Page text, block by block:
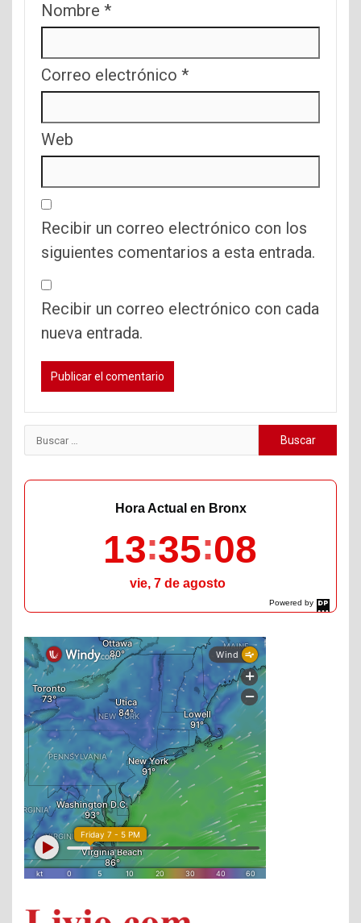
Nombre *
Correo electrónico *
Web
Recibir un correo electrónico con los
siguientes comentarios a esta entrada.
Recibir un correo electrónico con cada
nueva entrada.
Buscar:
Powered by
DaysPedia.com
Hora Actual en Bronx
13 35 09
vie, 7 de agosto